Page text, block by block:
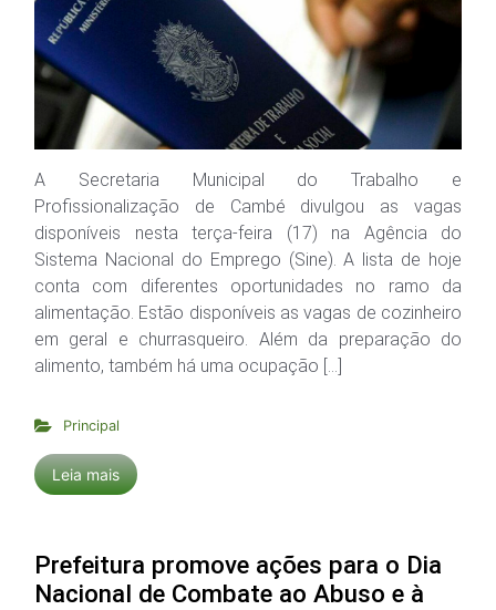
A Secretaria Municipal do Trabalho e
Profissionalização de Cambé divulgou as vagas
disponíveis nesta terça-feira (17) na Agência do
Sistema Nacional do Emprego (Sine). A lista de hoje
conta com diferentes oportunidades no ramo da
alimentação. Estão disponíveis as vagas de cozinheiro
em geral e churrasqueiro. Além da preparação do
alimento, também há uma ocupação […]
Principal
Leia mais
Prefeitura promove ações para o Dia
Nacional de Combate ao Abuso e à